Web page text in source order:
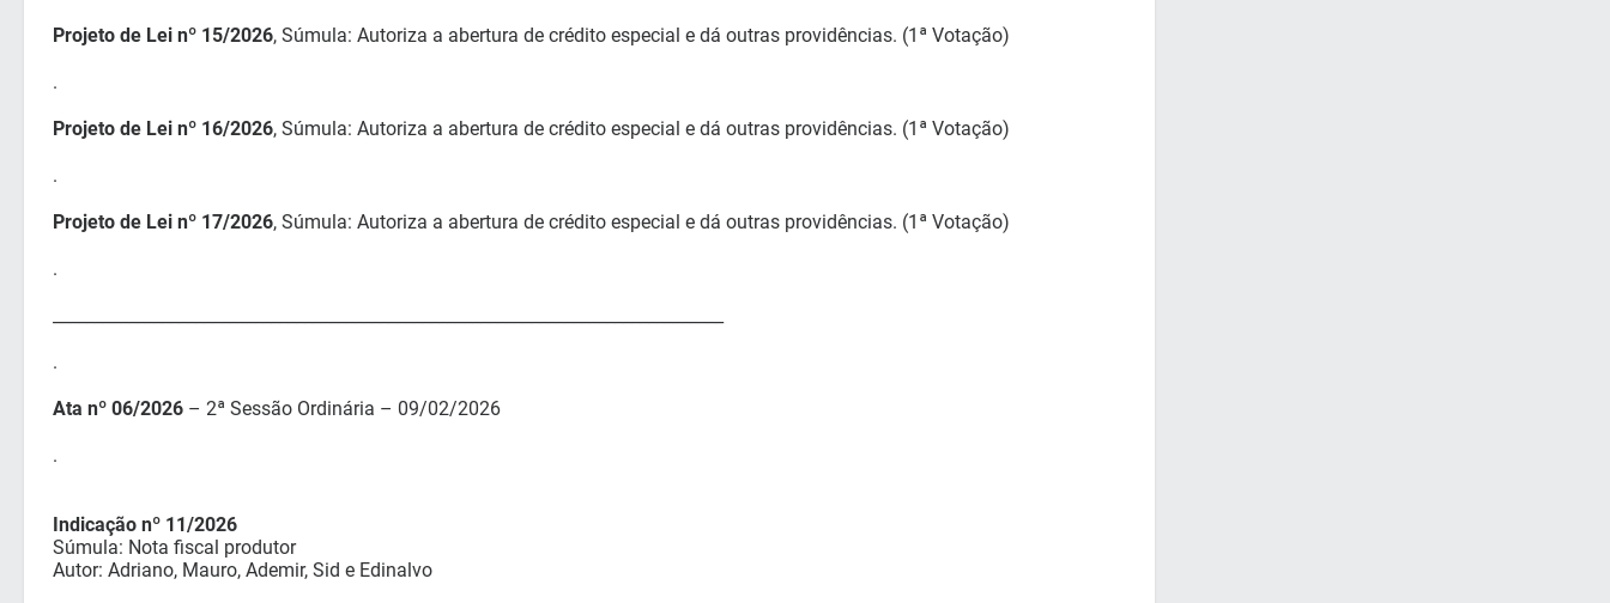
Projeto de Lei nº 15/2026, Súmula: Autoriza a abertura de crédito especial e dá outras providências. (1ª Votação)
.
Projeto de Lei nº 16/2026, Súmula: Autoriza a abertura de crédito especial e dá outras providências. (1ª Votação)
.
Projeto de Lei nº 17/2026, Súmula: Autoriza a abertura de crédito especial e dá outras providências. (1ª Votação)
.
.
Ata nº 06/2026 – 2ª Sessão Ordinária – 09/02/2026
.
Indicação nº 11/2026
Súmula: Nota fiscal produtor
Autor: Adriano, Mauro, Ademir, Sid e Edinalvo